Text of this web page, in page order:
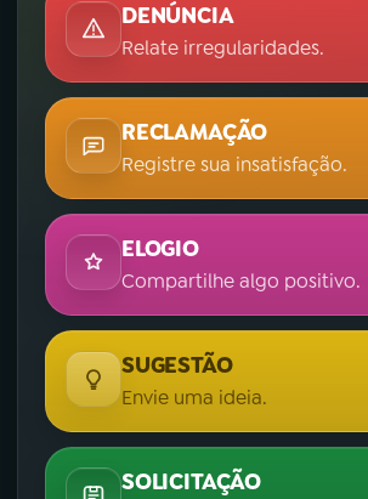
DENÚNCIA
Relate irregularidades.
RECLAMAÇÃO
Registre sua insatisfação.
ELOGIO
Compartilhe algo positivo.
SUGESTÃO
Envie uma ideia.
SOLICITAÇÃO